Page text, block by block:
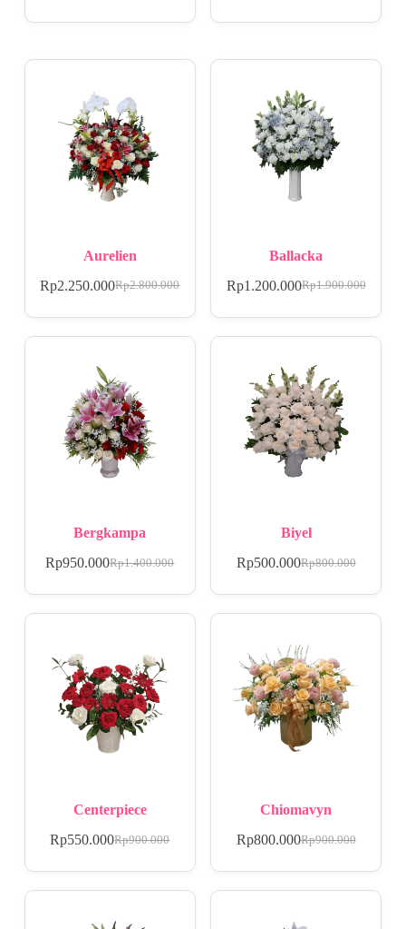
Aurelien
Rp2.800.000
Rp2.250.000
Ballacka
Rp1.900.000
Rp1.200.000
Bergkampa
Rp1.400.000
Rp950.000
Biyel
Rp800.000
Rp500.000
Centerpiece
Rp900.000
Rp550.000
Chiomavyn
Rp900.000
Rp800.000